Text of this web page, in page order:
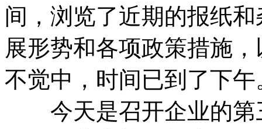
间，浏览了近期的报纸
展形势和各项政策措施
不觉中，时间已到了下午
今天是召开企业的第